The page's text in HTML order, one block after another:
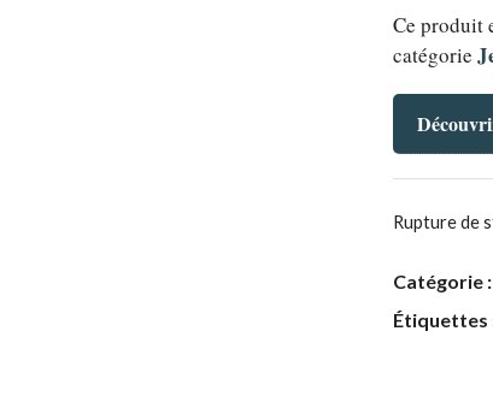
Ce produit
catégorie
Rupture de
Catégorie :
Étiquettes